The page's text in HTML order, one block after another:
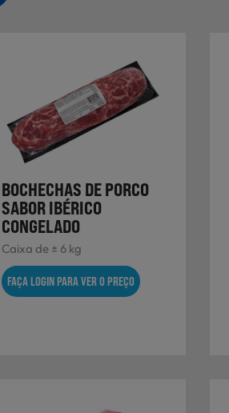
BOCHECHAS DE PORCO
SABOR IBÉRICO
CONGELADO
Caixa de ± 6 kg
FAÇA LOGIN PARA VER O PREÇO